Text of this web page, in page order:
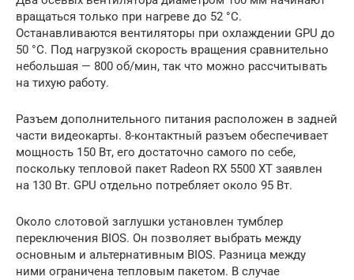
вращаться только при нагреве до 52 °C.
Останавливаются вентиляторы при охлаждении GPU до
50 °C. Под нагрузкой скорость вращения сравнительно
небольшая — 800 об/мин, так что можно рассчитывать
на тихую работу.
Разъем дополнительного питания расположен в задней
части видеокарты. 8-контактный разъем обеспечивает
мощность 150 Вт, его достаточно самого по себе,
поскольку тепловой пакет Radeon RX 5500 XT заявлен
на 130 Вт. GPU отдельно потребляет около 95 Вт.
Около слотовой заглушки установлен тумблер
переключения BIOS. Он позволяет выбрать между
основным и альтернативным BIOS. Разница между
ними ограничена тепловым пакетом. В случае